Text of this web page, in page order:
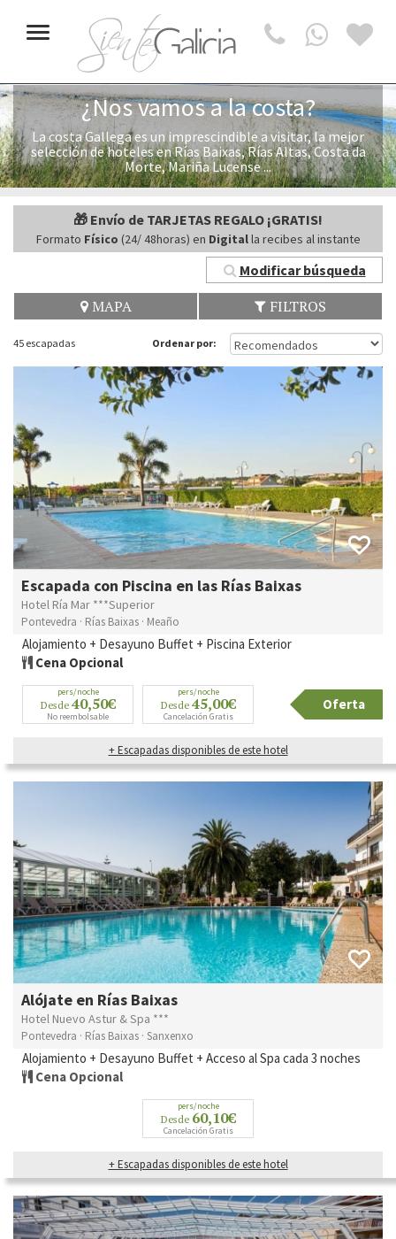
Toggle
navigation
¿Nos vamos a la costa?
La costa Gallega es un imprescindible a visitar, la mejor
selección de hoteles en Rías Baixas, Rías Altas, Costa da
Morte, Mariña Lucense ...
🎁 Envío de TARJETAS REGALO ¡GRATIS!
Formato Físico (24/ 48horas) en Digitalla recibes al instante
Modificar búsqueda
MAPA FILTROS
45 escapadas Ordenar por:
Escapada con Piscina en las Rías Baixas
Hotel Ría Mar ***Superior
Pontevedra · Rías Baixas · Meaño
Alojamiento + Desayuno Buffet + Piscina Exterior
Cena Opcional
pers/noche
Desde 40,50€
No reembolsable
pers/noche
Desde 45,00€
Cancelación Gratis
Oferta
+ Escapadas disponibles de este hotel
Alójate en Rías Baixas
Hotel Nuevo Astur & Spa ***
Pontevedra · Rías Baixas · Sanxenxo
Alojamiento + Desayuno Buffet + Acceso al Spa cada 3 noches
Cena Opcional
pers/noche
Desde 60,10€
Cancelación Gratis
+ Escapadas disponibles de este hotel